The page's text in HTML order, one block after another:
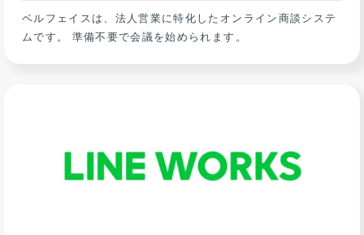
ベルフェイスは、法人営業に特化したオンライン商談システ
ムです。 準備不要で会議を始められます。